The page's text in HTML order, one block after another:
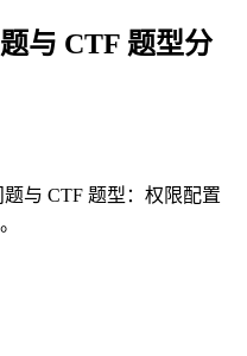
与 CTF 题型分
与 CTF 题型：权限配置